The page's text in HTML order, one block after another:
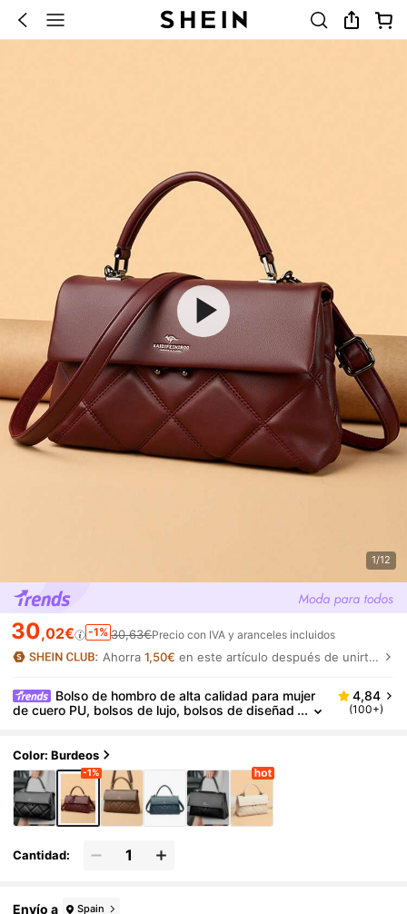
1/12
30,02€ -1% 30,63€Precio con IVA y aranceles incluidos
Ahorra 1,50€ en este artículo después de unirte.
Bolso de hombro de alta calidad para mujer
de cuero PU, bolsos de lujo, bolsos de diseñad
4,84
(100+)
Color: Burdeos
-1%
Cantidad:
Envío a Spain